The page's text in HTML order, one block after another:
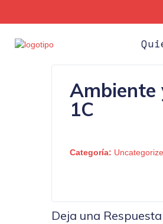
Ambiente
1C
Categoría:
Deja una Respuesta